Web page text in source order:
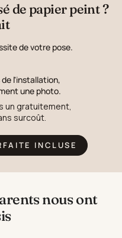
de papier peint ?
de votre pose.
de l'installation,
une photo.
un gratuitement,
surcoût.
INCLUSE
nous ont